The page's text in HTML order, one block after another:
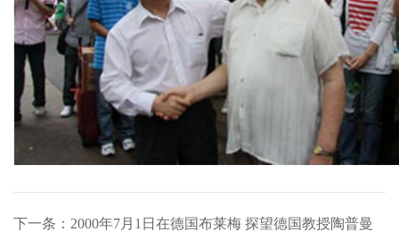
下一条：2000年7月1日在德国布莱梅 探望德国教授陶普曼